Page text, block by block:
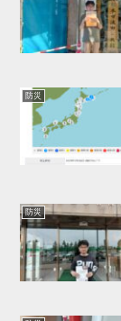
防災
防災